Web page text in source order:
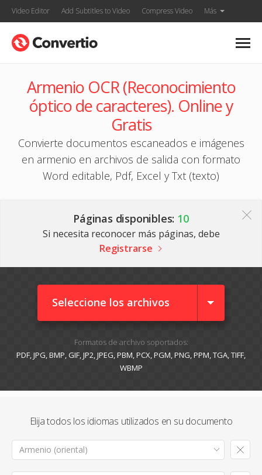
Video Editor Add Subtitles to Video Compress Video Más
Armenio OCR (Reconocimiento
óptico de caracteres). Online y
Gratis
Convierte documentos escaneados e imágenes
en armenio en archivos de salida con formato
Word editable, Pdf, Excel y Txt (texto)
Páginas disponibles: 10
Si necesita reconocer más páginas, debe
Registrarse
Seleccione los archivos
Formatos de archivo soportados:
PDF, JPG, BMP, GIF, JP2, JPEG, PBM, PCX, PGM, PNG, PPM, TGA, TIFF,
WBMP
Elija todos los idiomas utilizados en su documento
Armenio (oriental)